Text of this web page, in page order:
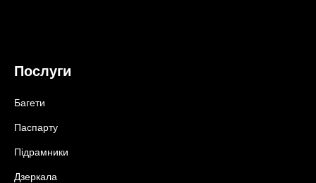
Послуги
Багети
Паспарту
Підрамники
Дзеркала